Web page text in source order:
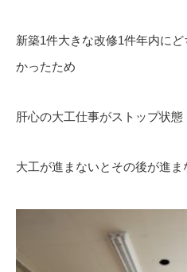
新築1件大きな改修1件年内に
かったため
肝心の大工仕事がストップ状態
大工が進まないとその後が進ま